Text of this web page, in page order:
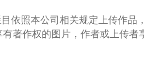
依照本公司相关规定上传作品
著作权的图片，作者或上传者